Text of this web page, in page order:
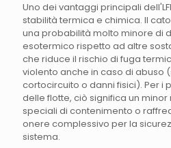
Uno dei vantaggi principali
stabilità termica e chimica. Il
una probabilità molto minore di
esotermico rispetto ad altre
che riduce il rischio di fuga
violento anche in caso di abuso
cortocircuito o danni fisici). Per i
delle flotte, ciò significa un
speciali di contenimento o
onere complessivo per la
sistema.